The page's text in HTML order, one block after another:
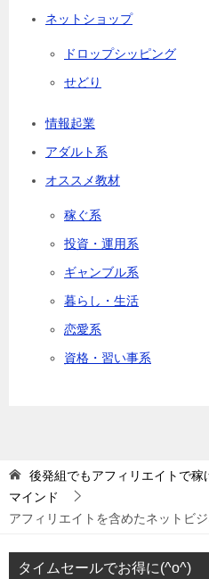
ネットショップ
ドロップシッピング
せどり
情報起業
アダルト系
オススメ教材
稼ぐ系
投資・運用系
ギャンブル系
暮らし・生活
恋愛系
資格・習い事系
後発組でもアフィリエイトで稼
マインド
アフィリエイトを含めたネットビ
タイムセールでお得に(^o^)